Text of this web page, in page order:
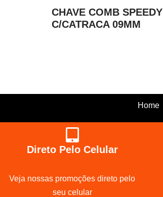
CHAVE COMB SPEEDY
C/CATRACA 09MM
Home
Direto Pelo Celular
Veja nossas promoções direto pelo
seu celular